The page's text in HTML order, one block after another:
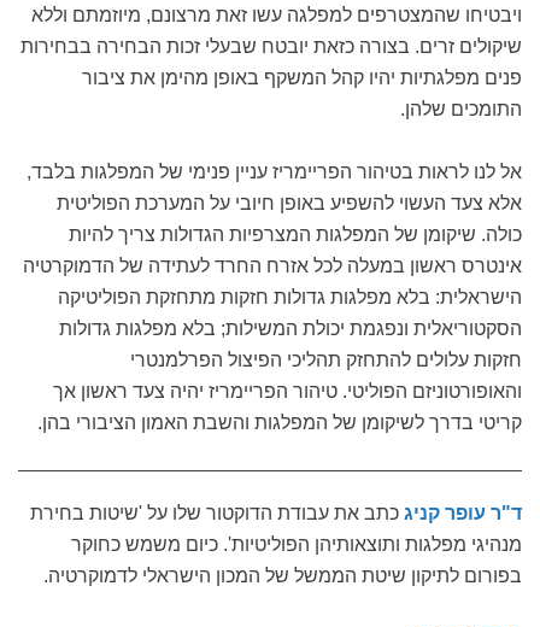
ויבטיחו שהמצטרפים למפלגה עשו זאת מרצונם, מיוזמתם וללא
שיקולים זרים. בצורה כזאת יובטח שבעלי זכות הבחירה בבחירות
פנים מפלגתיות יהיו קהל המשקף באופן מהימן את ציבור
התומכים שלהן.
אל לנו לראות בטיהור הפריימריז עניין פנימי של המפלגות בלבד,
אלא צעד העשוי להשפיע באופן חיובי על המערכת הפוליטית
כולה. שיקומן של המפלגות המצרפיות הגדולות צריך להיות
אינטרס ראשון במעלה לכל אזרח החרד לעתידה של הדמוקרטיה
הישראלית: בלא מפלגות גדולות חזקות מתחזקת הפוליטיקה
הסקטוריאלית ונפגמת יכולת המשילות; בלא מפלגות גדולות
חזקות עלולים להתחזק תהליכי הפיצול הפרלמנטרי
והאופורטוניזם הפוליטי. טיהור הפריימריז יהיה צעד ראשון אך
קריטי בדרך לשיקומן של המפלגות והשבת האמון הציבורי בהן.
ד"ר עופר קניג כתב את עבודת הדוקטור שלו על 'שיטות בחירת
מנהיגי מפלגות ותוצאותיהן הפוליטיות'. כיום משמש כחוקר
בפורום לתיקון שיטת הממשל של המכון הישראלי לדמוקרטיה.